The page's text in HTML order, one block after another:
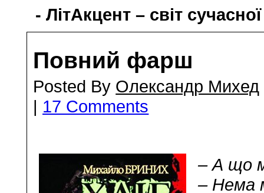
- ЛітАкцент – світ
Повний фарш
Posted By Олександр Михед
| 17 Comments
– А що
– Нема